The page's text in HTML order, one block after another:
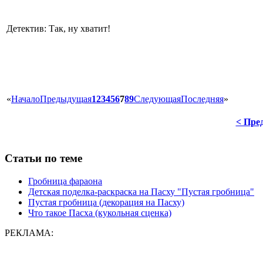
Детектив: Так, ну хватит!
«НачалоПредыдущая123456789СледующаяПоследняя»
<
Статьи по теме
Гробница фараона
Детская поделка-раскраска на Пасху "Пустая гробница"
Пустая гробница (декорация на Пасху)
Что такое Пасха (кукольная сценка)
РЕКЛАМА: